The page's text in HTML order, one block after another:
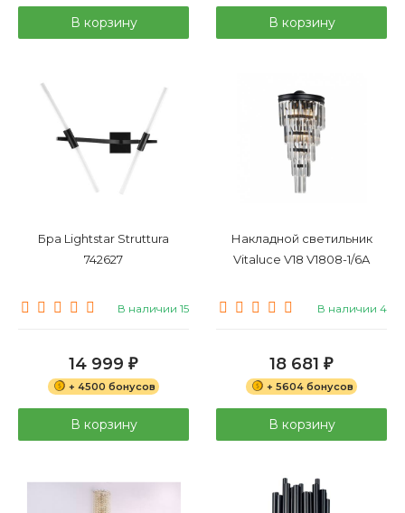
В корзину В корзину
Бра Lightstar Struttura
742627
В наличии 15
14 999 ₽
+ 4500 бонусов
В корзину
Накладной светильник
Vitaluce V18 V1808-1/6A
В наличии 4
18 681 ₽
+ 5604 бонусов
В корзину